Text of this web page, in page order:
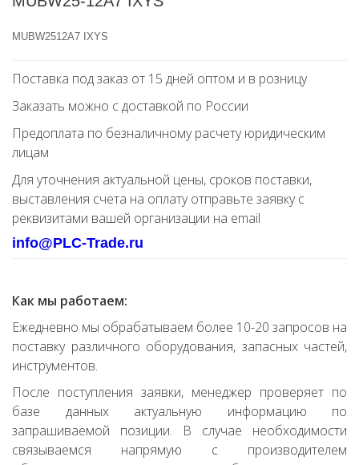
MUBW2512A7 IXYS
Поставка под заказ от 15 дней оптом и в розницу
Заказать можно с доставкой по России
Предоплата по безналичному расчету юридическим
лицам
Для уточнения актуальной цены, сроков поставки,
выставления счета на оплату отправьте заявку с
реквизитами вашей организации на email
info@PLC-Trade.ru
Как мы работаем:
Ежедневно мы обрабатываем более 10-20 запросов на
поставку различного оборудования, запасных частей,
инструментов.
После поступления заявки, менеджер проверяет по
базе данных актуальную информацию по
запрашиваемой позиции. В случае необходимости
связываемся напрямую с производителем